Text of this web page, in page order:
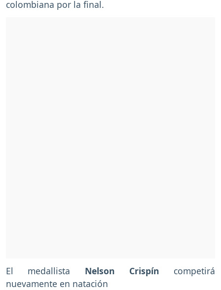
colombiana por la final.
El medallista Nelson Crispín competirá
nuevamente en natación